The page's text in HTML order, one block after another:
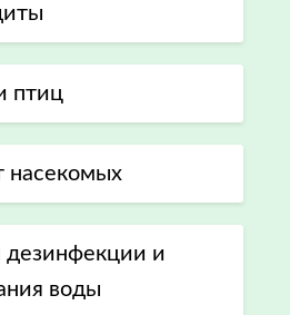
птиц
насекомых
дезинфекции и
воды